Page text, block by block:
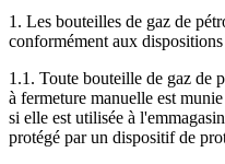
1. Les bouteilles de gaz de
conformément aux dispositions
1.1. Toute bouteille de gaz de
à fermeture manuelle est
si elle est utilisée à
protégé par un dispositif de